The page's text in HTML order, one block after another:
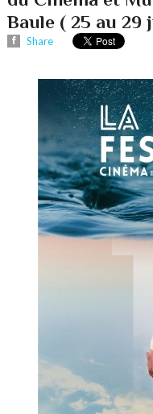
Baule ( 25 au 29
Share